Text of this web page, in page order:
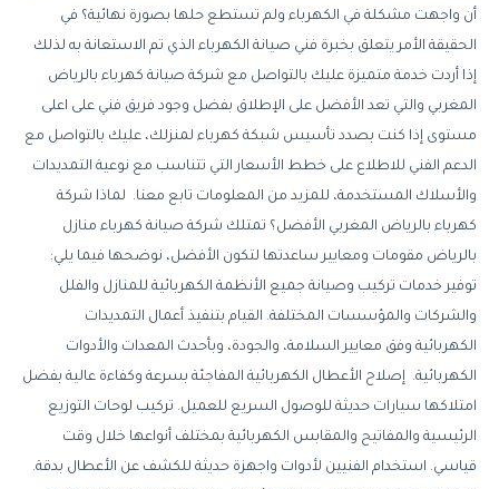
أن واجهت مشكلة في الكهرباء ولم تستطع حلها بصورة نهائية؟ في
الحقيقة الأمر يتعلق بخبرة فني صيانة الكهرباء الذي تم الاستعانة به لذلك
إذا أردت خدمة متميزة عليك بالتواصل مع شركة صيانة كهرباء بالرياض
المغربي والتي تعد الأفضل على الإطلاق بفضل وجود فريق فني على اعلى
مستوى إذا كنت بصدد تأسيس شبكة كهرباء لمنزلك، عليك بالتواصل مع
الدعم الفني للاطلاع على خطط الأسعار التي تتناسب مع نوعية التمديدات
والأسلاك المستخدمة، للمزيد من المعلومات تابع معنا. لماذا شركة
كهرباء بالرياض المغربي الأفضل؟ تمتلك شركة صيانة كهرباء منازل
بالرياض مقومات ومعايير ساعدتها لتكون الأفضل، نوضحها فيما يلي:
توفير خدمات تركيب وصيانة جميع الأنظمة الكهربائية للمنازل والفلل
والشركات والمؤسسات المختلفة. القيام بتنفيذ أعمال التمديدات
الكهربائية وفق معايير السلامة، والجودة، وبأحدث المعدات والأدوات
الكهربائية. إصلاح الأعطال الكهربائية المفاجئة بسرعة وكفاءة عالية بفضل
امتلاكها سيارات حديثة للوصول السريع للعميل. تركيب لوحات التوزيع
الرئيسية والمفاتيح والمقابس الكهربائية بمختلف أنواعها خلال وقت
قياسي. استخدام الفنيين لأدوات واجهزة حديثة للكشف عن الأعطال بدقة.